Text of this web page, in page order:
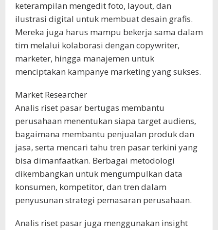
keterampilan mengedit foto, layout, dan
ilustrasi digital untuk membuat desain grafis.
Mereka juga harus mampu bekerja sama dalam
tim melalui kolaborasi dengan copywriter,
marketer, hingga manajemen untuk
menciptakan kampanye marketing yang sukses.
Market Researcher
Analis riset pasar bertugas membantu
perusahaan menentukan siapa target audiens,
bagaimana membantu penjualan produk dan
jasa, serta mencari tahu tren pasar terkini yang
bisa dimanfaatkan. Berbagai metodologi
dikembangkan untuk mengumpulkan data
konsumen, kompetitor, dan tren dalam
penyusunan strategi pemasaran perusahaan.
Analis riset pasar juga menggunakan insight